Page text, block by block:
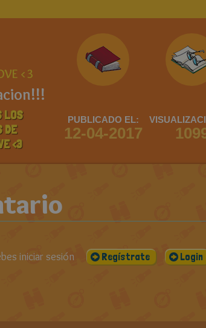
<3
LOS
DE
<3
PUBLICADO EL:
12-04-2017
iniciar sesión Regístrate Login